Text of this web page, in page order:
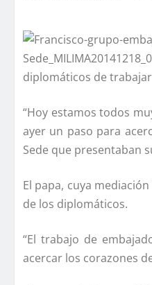
diplomáticos de
“Hoy estamos todos
ayer un paso para
Sede que presentaban
El papa, cuya
de los diplomáticos.
“El trabajo de
acercar los corazones